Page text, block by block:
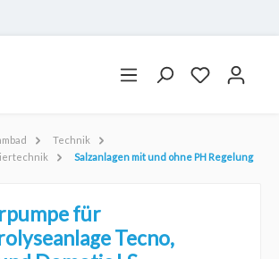
Technik
Salzanlagen mit und ohne PH Regelung
für
Tecno,